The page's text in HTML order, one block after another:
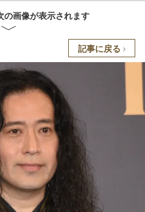
の画像が表示されます
記事に戻る